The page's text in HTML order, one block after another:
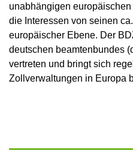
unabhängigen
die Interessen von seinen
europäischer Ebene. Der
deutschen beamtenbundes
vertreten und bringt sich
Zollverwaltungen in Europa